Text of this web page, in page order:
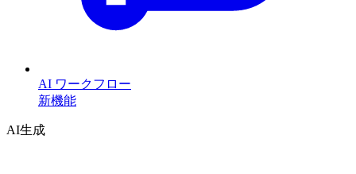
AI ワークフロー
新機能
AI生成